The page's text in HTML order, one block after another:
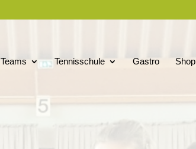
Teams Tennisschule Gastro Shop